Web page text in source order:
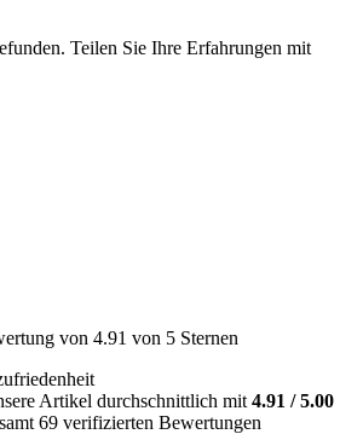
Teilen Sie Ihre Erfahrungen mit
von 4.91 von 5 Sternen
Artikel durchschnittlich mit 4.91 / 5.00
69 verifizierten Bewertungen